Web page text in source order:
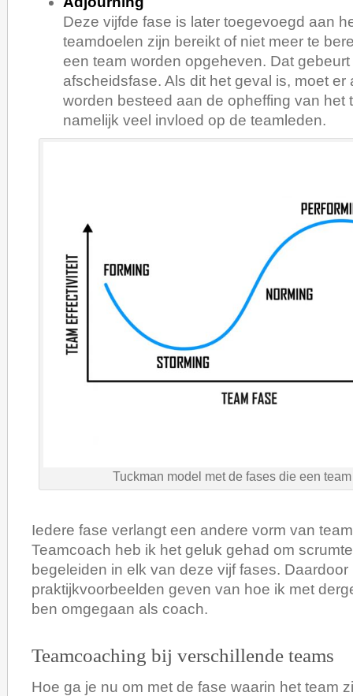
Deze vijfde fase is later toegevoegd aan
teamdoelen zijn bereikt of niet meer te
een team worden opgeheven. Dat gebeurt
afscheidsfase. Als dit het geval is, moet er
worden besteed aan de opheffing van het
namelijk veel invloed op de teamleden.
Tuckman model met de fases die een
Iedere fase verlangt een andere vorm van
Teamcoach heb ik het geluk gehad om
begeleiden in elk van deze vijf fases. Daardoor
praktijkvoorbeelden geven van hoe ik met
ben omgegaan als coach.
Teamcoaching bij verschillende teams
Hoe ga je nu om met de fase waarin het team